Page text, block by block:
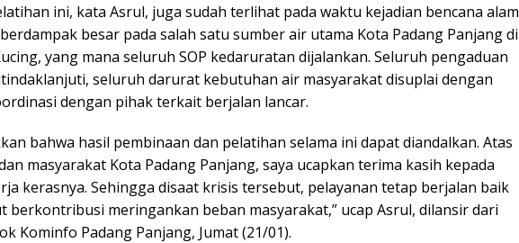
ini, kata Asrul, juga sudah terlihat pada waktu kejadian bencana alam
besar pada salah satu sumber air utama Kota Padang Panjang di
yang mana seluruh SOP kedaruratan dijalankan. Seluruh pengaduan
seluruh darurat kebutuhan air masyarakat disuplai dengan
dengan pihak terkait berjalan lancar.
bahwa hasil pembinaan dan pelatihan selama ini dapat diandalkan. Atas
masyarakat Kota Padang Panjang, saya ucapkan terima kasih kepada
kerasnya. Sehingga disaat krisis tersebut, pelayanan tetap berjalan baik
berkontribusi meringankan beban masyarakat,” ucap Asrul, dilansir dari
Kominfo Padang Panjang, Jumat (21/01).